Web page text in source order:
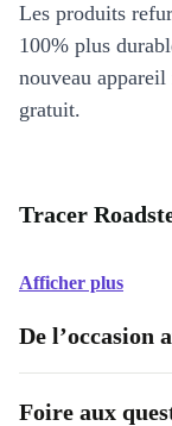
Les produits
100% plus
nouveau
gratuit.
Tracer
Afficher plus
De l’occasion
Foire aux